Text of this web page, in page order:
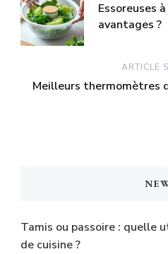
Essoreuses
avantages ?
ARTICLE
Meilleurs thermomètres
Tamis ou passoire : quelle
de cuisine ?